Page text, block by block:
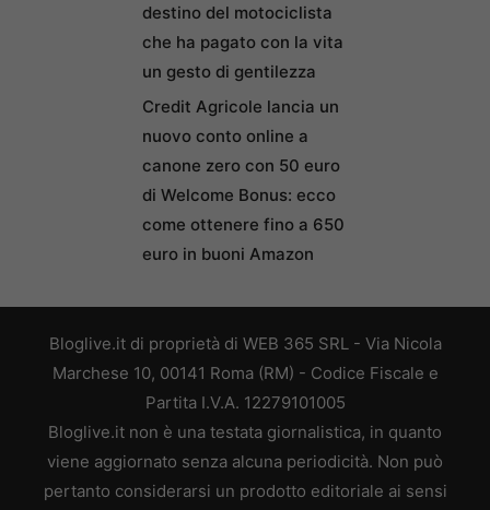
destino del motociclista
che ha pagato con la vita
un gesto di gentilezza
Credit Agricole lancia un
nuovo conto online a
canone zero con 50 euro
di Welcome Bonus: ecco
come ottenere fino a 650
euro in buoni Amazon
Bloglive.it di proprietà di WEB 365 SRL - Via Nicola
Marchese 10, 00141 Roma (RM) - Codice Fiscale e
Partita I.V.A. 12279101005
Bloglive.it non è una testata giornalistica, in quanto
viene aggiornato senza alcuna periodicità. Non può
pertanto considerarsi un prodotto editoriale ai sensi